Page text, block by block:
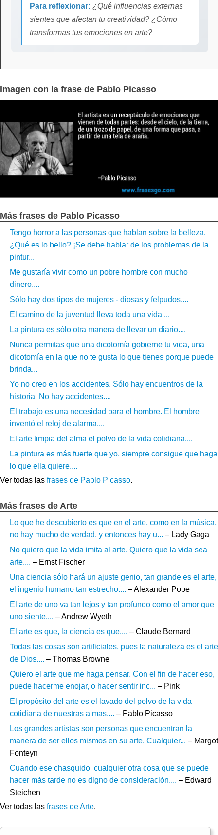
Para reflexionar: ¿Qué influencias externas
sientes que afectan tu creatividad? ¿Cómo
transformas tus emociones en arte?
Imagen con la frase de Pablo Picasso
Más frases de Pablo Picasso
Tengo horror a las personas que hablan sobre la belleza.
¿Qué es lo bello? ¡Se debe hablar de los problemas de la
pintur...
Me gustaría vivir como un pobre hombre con mucho
dinero....
Sólo hay dos tipos de mujeres - diosas y felpudos....
El camino de la juventud lleva toda una vida....
La pintura es sólo otra manera de llevar un diario....
Nunca permitas que una dicotomía gobierne tu vida, una
dicotomía en la que no te gusta lo que tienes porque puede
brinda...
Yo no creo en los accidentes. Sólo hay encuentros de la
historia. No hay accidentes....
El trabajo es una necesidad para el hombre. El hombre
inventó el reloj de alarma....
El arte limpia del alma el polvo de la vida cotidiana....
La pintura es más fuerte que yo, siempre consigue que haga
lo que ella quiere....
Ver todas las frases de Pablo Picasso.
Más frases de Arte
Lo que he descubierto es que en el arte, como en la música,
no hay mucho de verdad, y entonces hay u... – Lady Gaga
No quiero que la vida imita al arte. Quiero que la vida sea
arte.... – Ernst Fischer
Una ciencia sólo hará un ajuste genio, tan grande es el arte,
el ingenio humano tan estrecho.... – Alexander Pope
El arte de uno va tan lejos y tan profundo como el amor que
uno siente.... – Andrew Wyeth
El arte es que, la ciencia es que.... – Claude Bernard
Todas las cosas son artificiales, pues la naturaleza es el arte
de Dios.... – Thomas Browne
Quiero el arte que me haga pensar. Con el fin de hacer eso,
puede hacerme enojar, o hacer sentir inc... – Pink
El propósito del arte es el lavado del polvo de la vida
cotidiana de nuestras almas.... – Pablo Picasso
Los grandes artistas son personas que encuentran la
manera de ser ellos mismos en su arte. Cualquier... – Margot
Fonteyn
Cuando ese chasquido, cualquier otra cosa que se puede
hacer más tarde no es digno de consideración.... – Edward
Steichen
Ver todas las frases de Arte.